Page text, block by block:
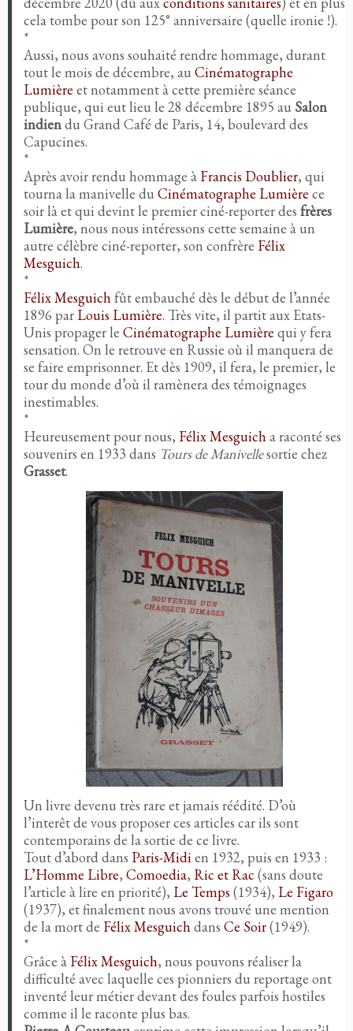
cela tombe pour son 125° anniversaire (quelle ironie !).
*
Aussi, nous avons souhaité rendre hommage, durant
tout le mois de décembre, au Cinématographe
Lumière et notamment à cette première séance
publique, qui eut lieu le 28 décembre 1895 au Salon
indiendu Grand Café de Paris, 14, boulevard des
Capucines.
*
Après avoir rendu hommage à Francis Doublier, qui
tourna la manivelle du Cinématographe Lumière ce
soir là et qui devint le premier ciné-reporter des frères
Lumière, nous nous intéressons cette semaine à un
autre célèbre ciné-reporter, son confrère Félix
Mesguich.
*
Félix Mesguichfût embauché dès le début de l’année
1896 par Louis Lumière. Très vite, il partit aux Etats-
Unis propager le Cinématographe Lumière qui y fera
sensation. On le retrouve en Russie où il manquera de
se faire emprisonner. Et dès 1909, il fera, le premier, le
tour du monde d’où il ramènera des témoignages
inestimables.
*
Heureusement pour nous, Félix Mesguicha raconté ses
souvenirs en 1933 dans Tours de Manivellesortie chez
Grasset.
Un livre devenu très rare et jamais réédité. D’où
l’interêt de vous proposer ces articles car ils sont
contemporains de la sortie de ce livre.
Tout d’abord dans Paris-Midien 1932, puis en 1933 :
L’Homme Libre, Comoedia, Ric et Rac (sans doute
l’article à lire en priorité), Le Temps (1934), Le Figaro
(1937), et finalement nous avons trouvé une mention
de la mort de Félix Mesguichdans Ce Soir(1949).
*
Grâce à Félix Mesguich, nous pouvons réaliser la
difficulté avec laquelle ces pionniers du reportage ont
inventé leur métier devant des foules parfois hostiles
comme il le raconte plus bas.